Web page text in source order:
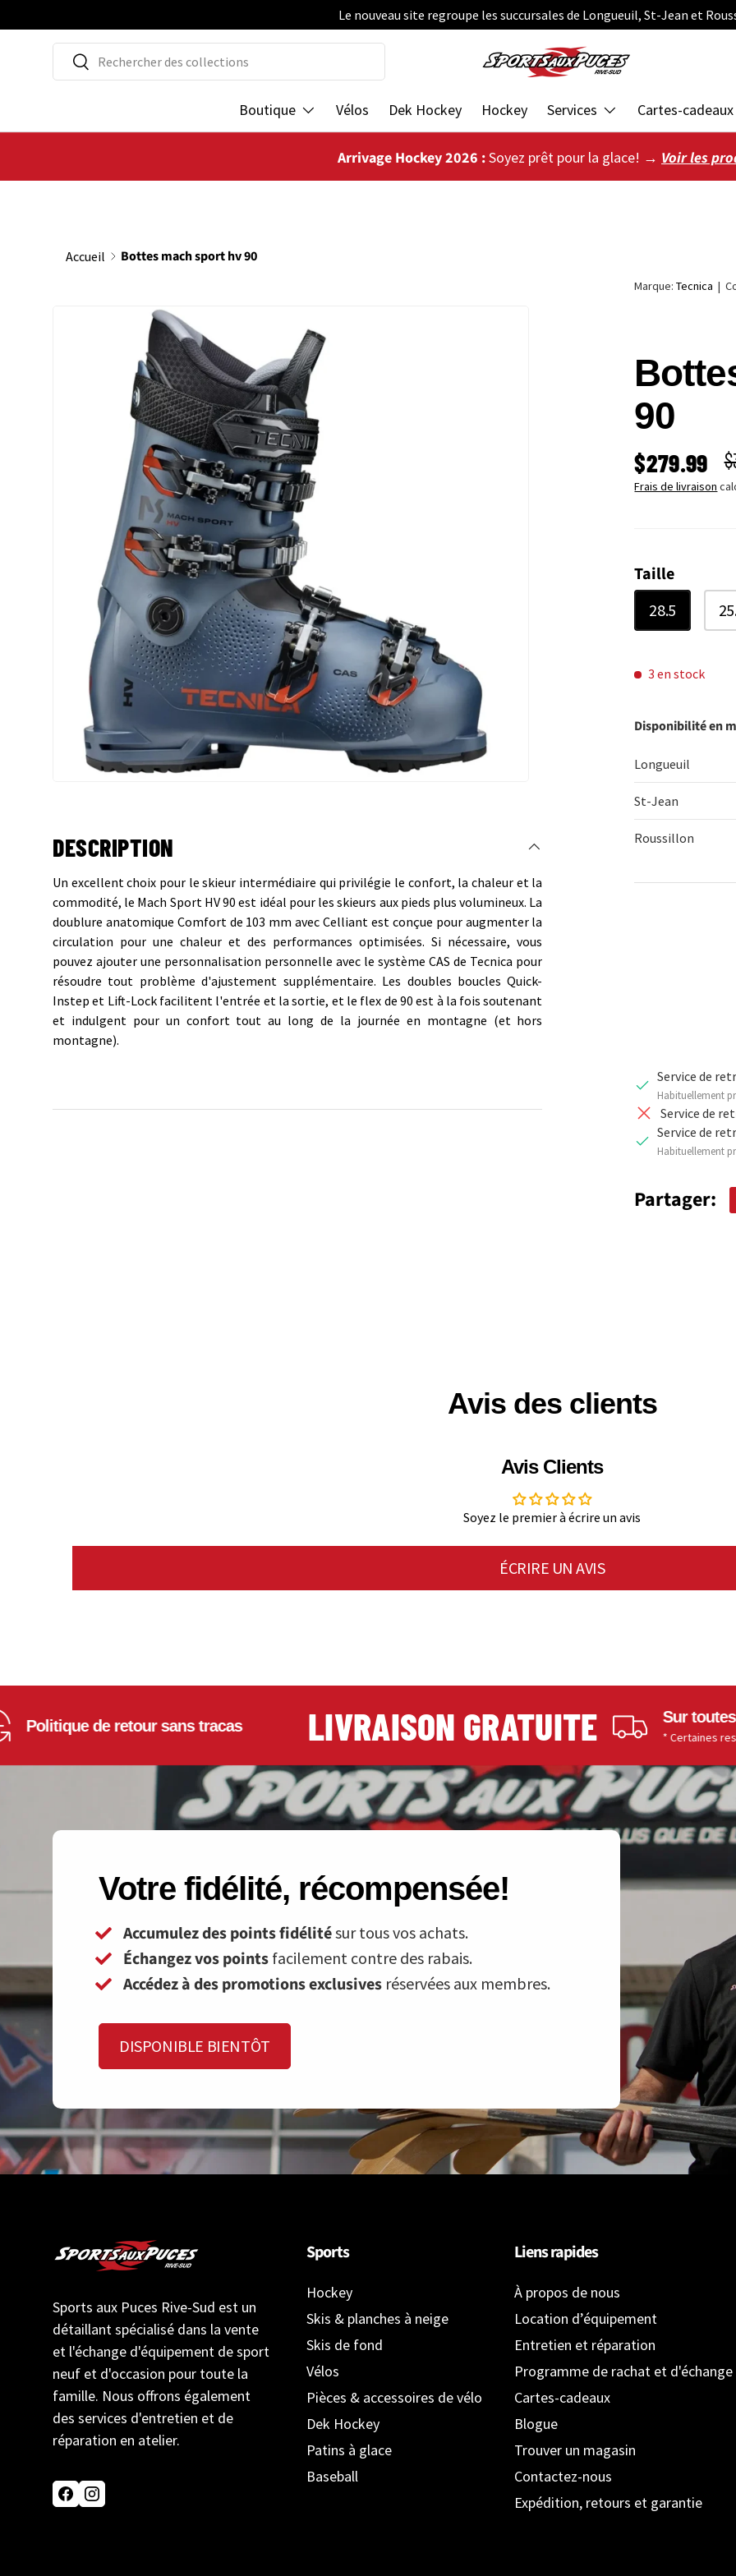
ALLER AU CONTENU
Le nouveau site regroupe les succursales de Longueuil, St-Jean et
Recherche
Rechercher
Boutique Vélos Dek Hockey Hockey Services Cartes-cadeaux
Arrivage Hockey 2026 :Soyez prêt pour la glace! → Voir les
Accueil Bottes mach sport hv 90
PASSER AUX INFORMATIONS PRODUITS
Marque:Tecnica |
90
PRIX
$279.99
Frais de livraison
Taille
28.5
3 en stock
Disponibilité en
Longueuil
St-Jean
Roussillon
Service de
Habituellement
Service de
Service de
Habituellement
Partager:
DESCRIPTION
Un excellent choix pour le skieur intermédiaire qui privilégie le confort, la chaleur et la
commodité, le Mach Sport HV 90 est idéal pour les skieurs aux pieds plus volumineux. La
doublure anatomique Comfort de 103 mm avec Celliant est conçue pour augmenter la
circulation pour une chaleur et des performances optimisées. Si nécessaire, vous
pouvez ajouter une personnalisation personnelle avec le système CAS de Tecnica pour
résoudre tout problème d'ajustement supplémentaire. Les doubles boucles Quick-
Instep et Lift-Lock facilitent l'entrée et la sortie, et le flex de 90 est à la fois soutenant
et indulgent pour un confort tout au long de la journée en montagne (et hors
montagne).
Avis des clients
Avis Clients
Soyez le premier à écrire un avis
ÉCRIRE UN AVIS
de retour sans tracas LIVRAISON GRATUITE Sur toutes les
* Certaines
Votre fidélité, récompensée!
Accumulez des points fidélitésur tous vos achats.
Échangez vos points facilement contre des rabais.
Accédez à des promotions exclusives réservées aux membres.
DISPONIBLE BIENTÔT
Sports aux Puces Rive-Sud est un
détaillant spécialisé dans la vente
et l'échange d'équipement de sport
neuf et d'occasion pour toute la
famille. Nous offrons également
des services d'entretien et de
réparation en atelier.
FacebookInstagram
Sports
Hockey
Skis & planches à neige
Skis de fond
Vélos
Pièces & accessoires de vélo
Dek Hockey
Patins à glace
Baseball
Liens rapides
À propos de nous
Location d’équipement
Entretien et réparation
Programme de rachat et d'échange
Cartes-cadeaux
Blogue
Trouver un magasin
Contactez-nous
Expédition, retours et garantie